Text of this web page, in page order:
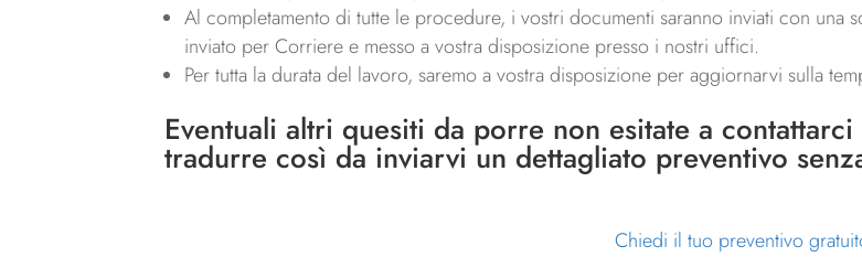
Al completamento di tutte le procedure, i vostri documenti saranno inviati con una
inviato per Corriere e messo a vostra disposizione presso i nostri uffici.
Per tutta la durata del lavoro, saremo a vostra disposizione per aggiornarvi sulla
Eventuali altri quesiti da porre non esitate acontattarci
tradurre così da inviarvi un dettagliato preventivo
Chiedi il tuo preventivo